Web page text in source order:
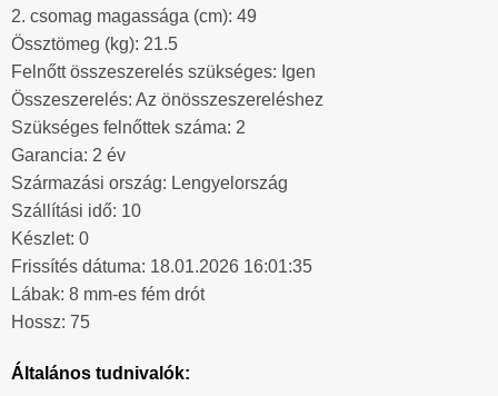
2. csomag magassága (cm): 49
Össztömeg (kg): 21.5
Felnőtt összeszerelés szükséges: Igen
Összeszerelés: Az önösszeszereléshez
Szükséges felnőttek száma: 2
Garancia: 2 év
Származási ország: Lengyelország
Szállítási idő: 10
Készlet: 0
Frissítés dátuma: 18.01.2026 16:01:35
Lábak: 8 mm-es fém drót
Hossz: 75
Általános tudnivalók: